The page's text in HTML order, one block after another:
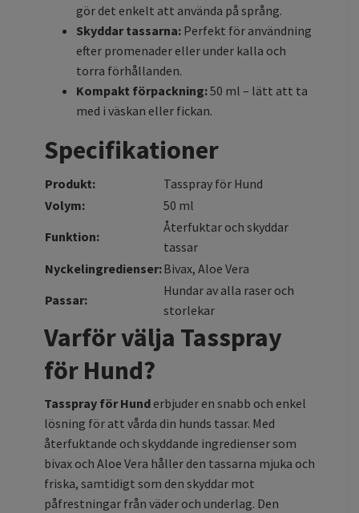
gör det enkelt att använda på språng.
Skyddar tassarna: Perfekt för användning
efter promenader eller under kalla och
torra förhållanden.
Kompakt förpackning:50 ml – lätt att ta
med i väskan eller fickan.
Specifikationer
Produkt:
Tasspray för Hund
Volym:
50 ml
Funktion:
Återfuktar och skyddar
tassar
Nyckelingredienser:Bivax, Aloe Vera
Passar:
Hundar av alla raser och
storlekar
Varför välja Tasspray
för Hund?
Tasspray för Hund erbjuder en snabb och enkel
lösning för att vårda din hunds tassar. Med
återfuktande och skyddande ingredienser som
bivax och Aloe Vera håller den tassarna mjuka och
friska, samtidigt som den skyddar mot
påfrestningar från väder och underlag. Den